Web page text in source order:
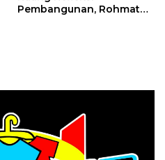
Pembangunan, Rohmat